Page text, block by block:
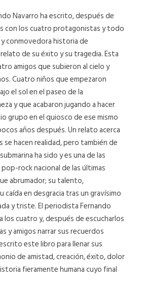
Navarro ha escrito, después de
con los cuatro protagonistas y todo
conmovedora historia de
de su éxito y su tragedia. Esta
amigos que subieron al cielo y
Cuatro niños que empezaron
el sol en el paseo de la
y que acabaron jugando a hacer
grupo en el quiosco de ese mismo
años después. Un relato acerca
se hacen realidad, pero también de
ha sido y es una de las
rock nacional de las últimas
abrumador; su talento,
caída en desgracia tras un gravísimo
y triste. El periodista Fernando
los cuatro y, después de escucharlos
y amigos narrar sus recuerdos
este libro para llenar sus
de amistad, creación, éxito, dolor
fieramente humana cuyo final